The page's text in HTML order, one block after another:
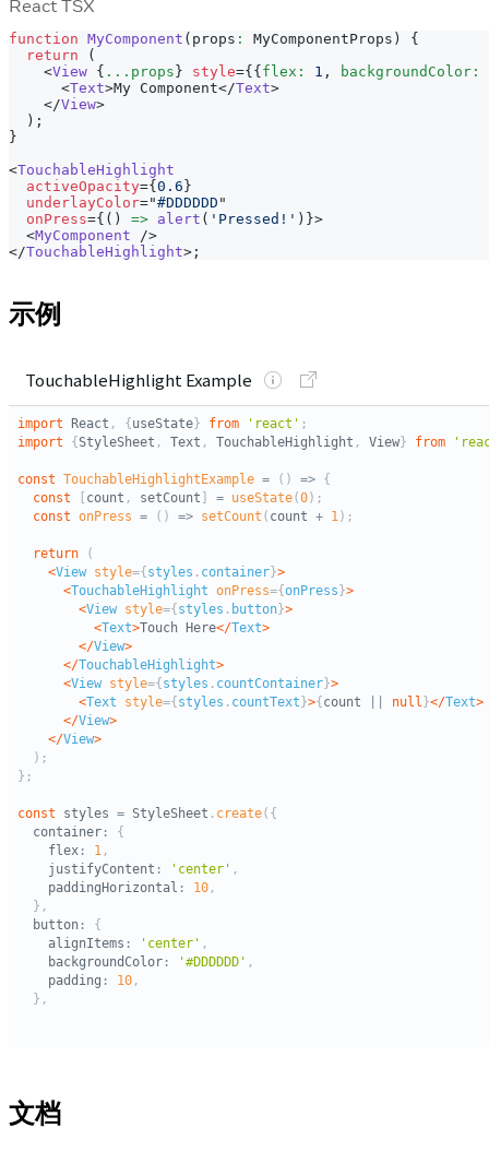
React TSX
function MyComponent ( props : MyComponentProps )
{
return
(
<View { ... props } style={ { flex : 1 , backgroundColor :
<Text>My Component</Text>
</View>
) ;
}
<TouchableHighlight
activeOpacity={ 0.6 }
underlayColor="#DDDDDD "
onPress={ ( ) => alert ( 'Pressed!' ) }>
<MyComponent
/>
</TouchableHighlight> ;
示例
文档